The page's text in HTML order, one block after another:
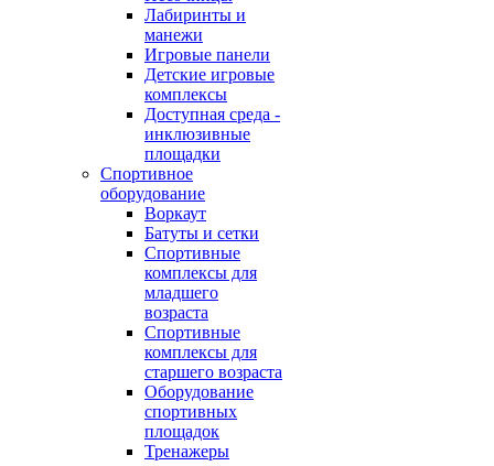
Лабиринты и
манежи
Игровые панели
Детские игровые
комплексы
Доступная среда -
инклюзивные
площадки
Спортивное
оборудование
Воркаут
Батуты и сетки
Спортивные
комплексы для
младшего
возраста
Спортивные
комплексы для
старшего возраста
Оборудование
спортивных
площадок
Тренажеры